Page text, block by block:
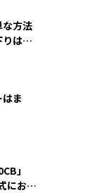
な方法
は短
ま
」
にお披